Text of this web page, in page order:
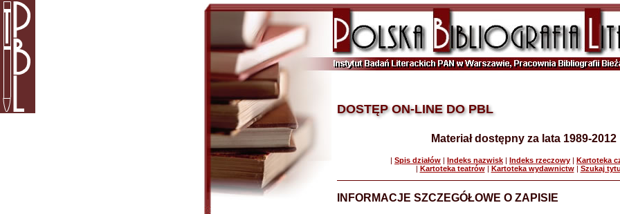
DOSTĘP ON-LINE DO PBL
Materiał dostępny za lata 1989-2012
| Spis działów | Indeks nazwisk | Indeks rzeczowy | Kartoteka
| Kartoteka teatrów| Kartoteka wydawnictw| Szukaj
INFORMACJE SZCZEGÓŁOWE O ZAPISIE